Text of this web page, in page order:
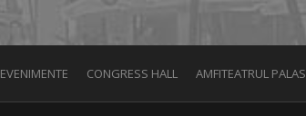
EVENIMENTE CONGRESS HALL AMFITEATRUL PALAS